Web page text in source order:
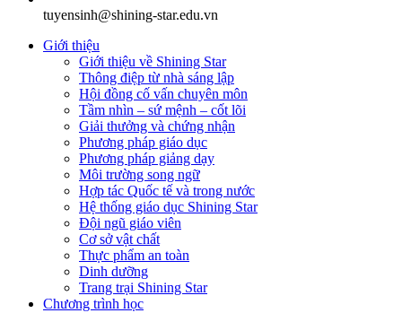
tuyensinh@shining-star.edu.vn
Giới thiệu
Giới thiệu về Shining Star
Thông điệp từ nhà sáng lập
Hội đồng cố vấn chuyên môn
Tầm nhìn – sứ mệnh – cốt lõi
Giải thưởng và chứng nhận
Phương pháp giáo dục
Phương pháp giảng dạy
Môi trường song ngữ
Hợp tác Quốc tế và trong nước
Hệ thống giáo dục Shining Star
Đội ngũ giáo viên
Cơ sở vật chất
Thực phẩm an toàn
Dinh dưỡng
Trang trại Shining Star
Chương trình học